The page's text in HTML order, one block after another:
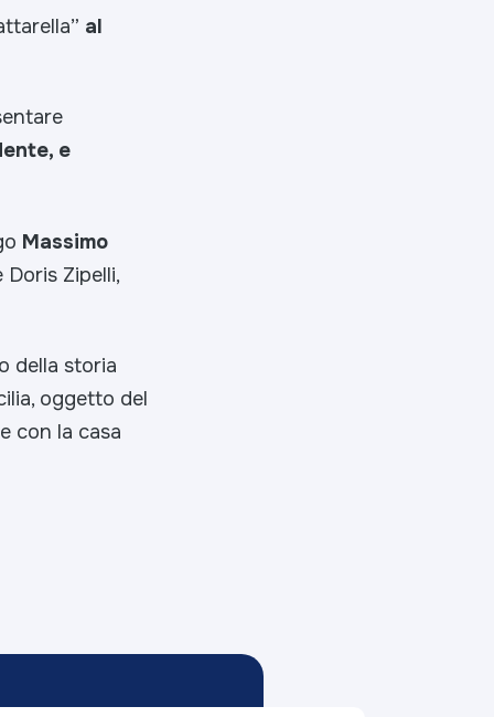
al
e
Massimo
Zipelli,
della storia
oggetto del
con la casa